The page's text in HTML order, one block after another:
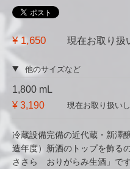
¥ 1,650 現在お取り扱
他のサイズなど
1,800 mL
¥ 3,190
現在お取り扱い
冷蔵設備完備の近代蔵・新澤
造年度）新酒のトップを飾る
ささら おりがらみ生酒」です